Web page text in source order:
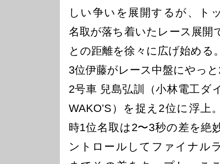
しい争いを展開するが、ト
名取が落ち着いたレース展開
との距離を徐々に広げ始める
3位伊藤がレース中盤にやっ
2号車 兒島弘訓（小林電工ダ
WAKO’S）を捉え2位に浮上
時1位名取は2〜3秒の差を絶
ントロールしてファイナル